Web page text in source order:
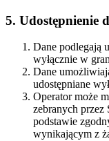
5. Udostępnienie
Dane podlegają
wyłącznie w
Dane
udostępniane
Operator może
zebranych przez
podstawie
wynikającym z